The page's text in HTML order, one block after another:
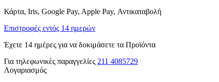
Κάρτα, Iris, Google Pay, Apple Pay, Αντικαταβολή
Επιστροφές εντός 14 ημερών
Έχετε 14 ημέρες για να δοκιμάσετε τα Προϊόντα
Για τηλεφωνικές παραγγελίες 211 4085729
Λογαριασμός